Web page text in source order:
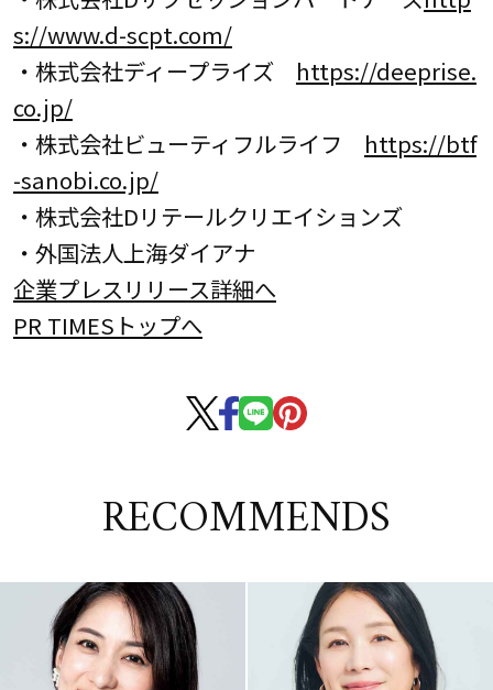
s://www.d-scpt.com/
・株式会社ディープライズ https://deeprise.
co.jp/
・株式会社ビューティフルライフ https://btf
-sanobi.co.jp/
・株式会社Dリテールクリエイションズ
・外国法人上海ダイアナ
企業プレスリリース詳細へ
PR TIMESトップへ
RECOMMENDS